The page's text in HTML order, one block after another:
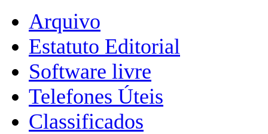
Arquivo
Estatuto Editorial
Software livre
Telefones Úteis
Classificados